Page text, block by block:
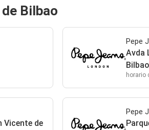
Bilbao
Pepe
Avda
Bilbao
horario
Vicente de
Pepe